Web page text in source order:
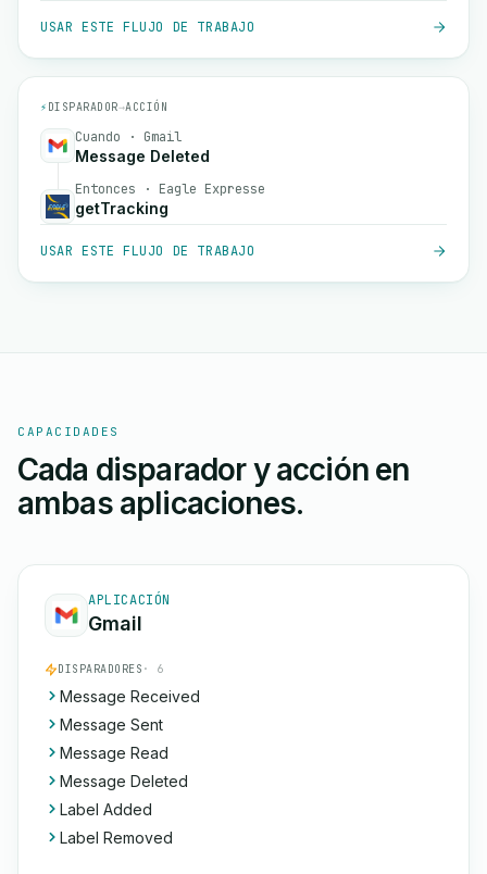
USAR ESTE FLUJO DE TRABAJO
⚡ DISPARADOR→ACCIÓN
Cuando · Gmail
Message Deleted
Entonces · Eagle Expresse
getTracking
USAR ESTE FLUJO DE TRABAJO
CAPACIDADES
Cada disparador y acción en
ambas aplicaciones.
APLICACIÓN
Gmail
DISPARADORES · 6
Message Received
Message Sent
Message Read
Message Deleted
Label Added
Label Removed